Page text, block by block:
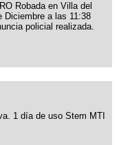
Robada en Villa del
Diciembre a las 11:38
policial realizada.
1 día de uso Stem MTI